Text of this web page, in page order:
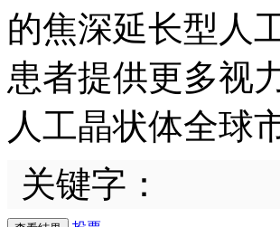
的焦深延长型人
患者提供更多视
人工晶状体全球
关键字：